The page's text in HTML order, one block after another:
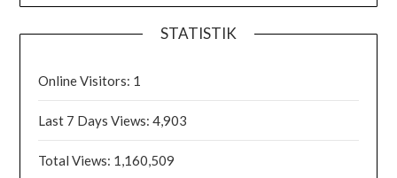
STATISTIK
Online Visitors: 1
Last 7 Days Views:4,903
Total Views: 1,160,509